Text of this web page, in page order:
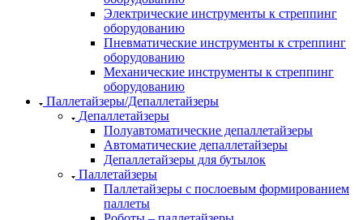
Электрические инструменты к стреппинг
оборудованию
Пневматические инструменты к стреппинг
оборудованию
Механические инструменты к стреппинг
оборудованию
Паллетайзеры/Депаллетайзеры
Депаллетайзеры
Полуавтоматические депаллетайзеры
Автоматические депаллетайзеры
Депаллетайзеры для бутылок
Паллетайзеры
Паллетайзеры с послоевым формированием
паллеты